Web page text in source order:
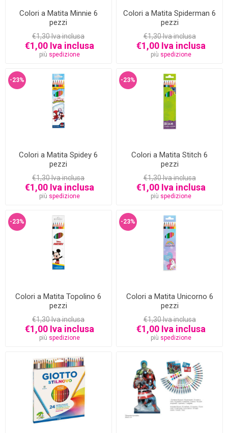
Colori a Matita Minnie 6
pezzi
€1,30 Iva inclusa
€1,00 Iva inclusa
più spedizione
Colori a Matita Spiderman 6
pezzi
€1,30 Iva inclusa
€1,00 Iva inclusa
più spedizione
-23%
Colori a Matita Spidey 6
pezzi
€1,30 Iva inclusa
€1,00 Iva inclusa
più spedizione
-23%
Colori a Matita Stitch 6
pezzi
€1,30 Iva inclusa
€1,00 Iva inclusa
più spedizione
-23%
Colori a Matita Topolino 6
pezzi
€1,30 Iva inclusa
€1,00 Iva inclusa
più spedizione
-23%
Colori a Matita Unicorno 6
pezzi
€1,30 Iva inclusa
€1,00 Iva inclusa
più spedizione